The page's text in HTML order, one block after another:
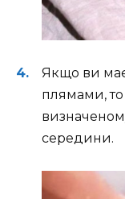
Якщо ви
плямами, то
середини.